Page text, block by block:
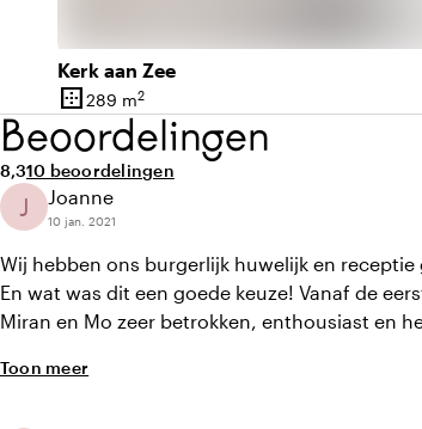
Kerk aan Zee
border_outer
Oppervlakte
289 m2
Beoordelingen
Gemiddelde beoordeling van 8,3 uit 10
8,3Aantal beoordelingen: 10
10 beoordelingen
J Joanne
10 jan. 2021
Wij hebben ons burgerlijk huwelijk en
En wat was dit een goede keuze! Vanaf de
Miran en Mo zeer betrokken, enthousiast en
Toon meer